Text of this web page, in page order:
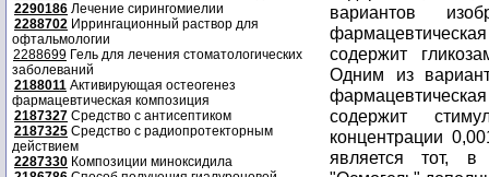
2290186 Лечение сирингомиелии
2288702 Иррингационный раствор для
офтальмологии
2288699 Гель для лечения стоматологических
заболеваний
2188011 Активирующая остеогенез
фармацевтическая композиция
2187327 Средство с антисептиком
2187325 Средство с радиопротекторным
действием
2287330 Композиции миноксидила
вариантов
содержит
Одним из
содержит
концентрации
является тот, в